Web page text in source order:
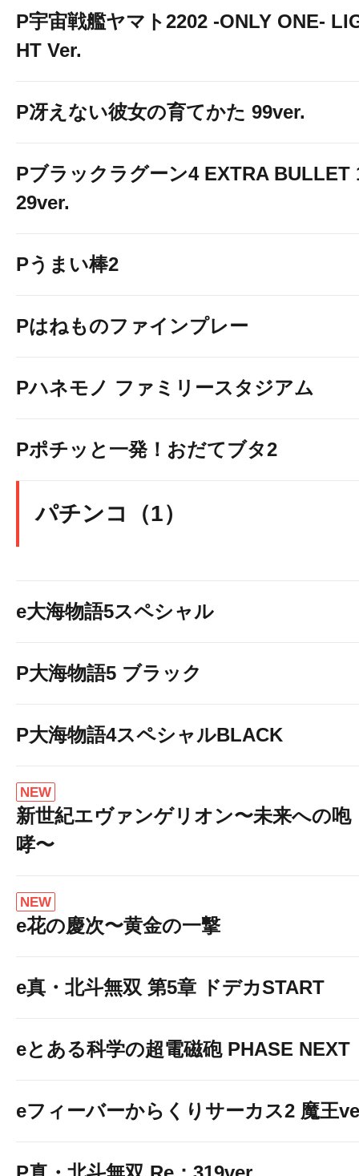
P宇宙戦艦ヤマト2202 -ONLY ONE-
HT Ver.
P冴えない彼女の育てかた 99ver.
Pブラックラグーン4 EXTRA BULLET
29ver.
Pうまい棒2
Pはねものファインプレー
Pハネモノ ファミリースタジアム
Pポチッと一発！おだてブタ2
パチンコ（1）
e大海物語5スペシャル
P大海物語5 ブラック
P大海物語4スペシャルBLACK
NEW
新世紀エヴァンゲリオン〜未来への咆
哮〜
NEW
e花の慶次〜黄金の一撃
e真・北斗無双 第5章 ドデカSTART
eとある科学の超電磁砲 PHASE NEXT
eフィーバーからくりサーカス2 魔王